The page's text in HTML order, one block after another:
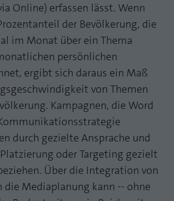
Online) erfassen lässt. Wenn
der Bevölkerung, die
im Monat über ein Thema
persönlichen
ergibt sich daraus ein Maß
von Themen
Kampagnen, die Word
durch gezielte Ansprache und
oder Targeting gezielt
Über die Integration von
Mediaplanung kann -- ohne